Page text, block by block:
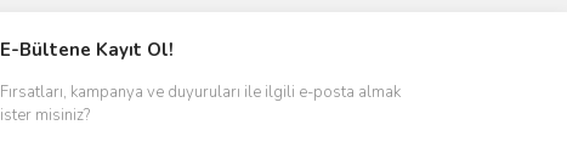
E-Bültene Kayıt Ol!
Fırsatları, kampanya ve duyuruları ile ilgili e-posta almak
ister misiniz?